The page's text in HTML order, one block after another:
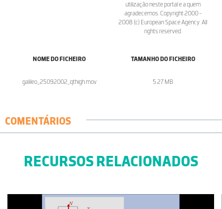
utilização neste portal e a quem
agradecemos. Copyright 2000 -
2008 (c) European Space Agency. All
rights reserved.
NOME DO FICHEIRO
galileo_25092002_qthigh.mov
TAMANHO DO FICHEIRO
5.27 MB
COMENTÁRIOS
RECURSOS RELACIONADOS